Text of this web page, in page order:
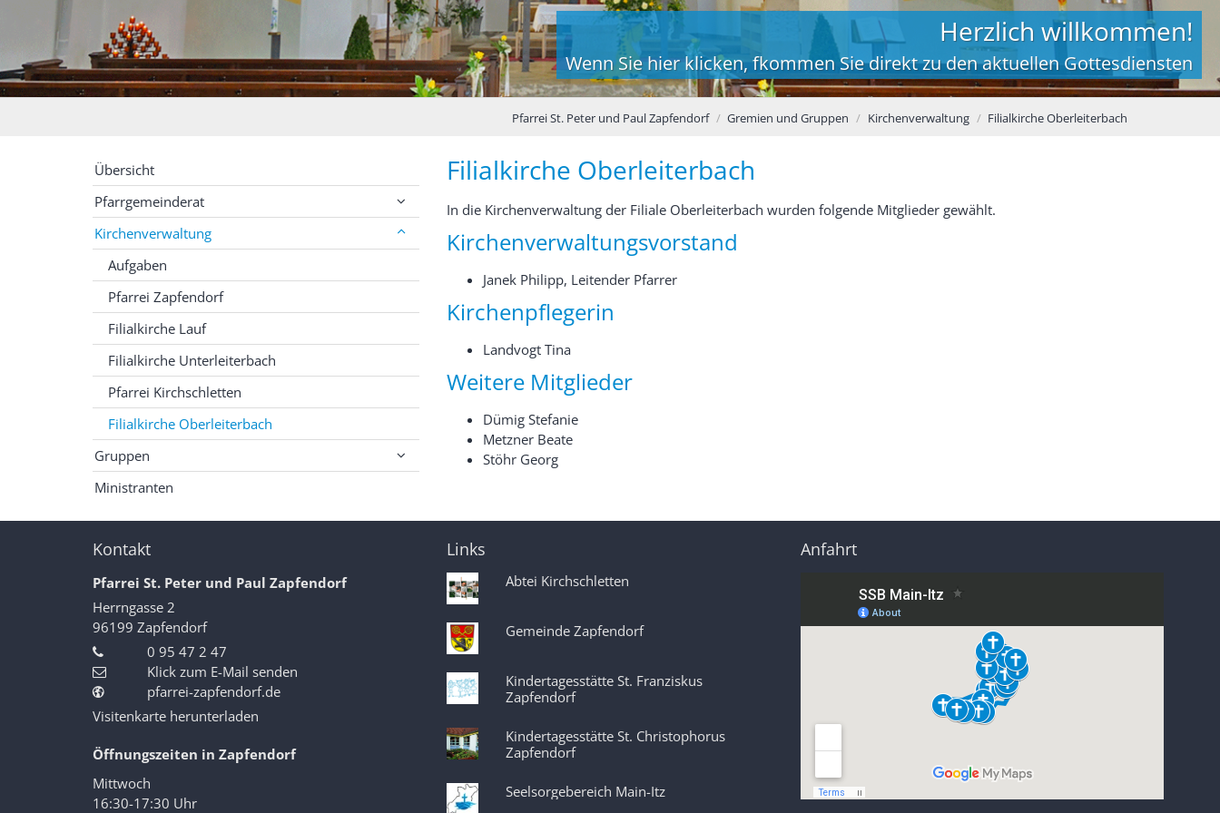
Herzlich willkommen!
Wenn Sie hier klicken, fkommen Sie direkt zu den aktuellen Gottesdiensten
Pfarrei St. Peter und Paul Zapfendorf Gremien und Gruppen Kirchenverwaltung Filialkirche Oberleiterbach
Filialkirche Oberleiterbach
In die Kirchenverwaltung der Filiale Oberleiterbach wurden folgende Mitglieder gewählt.
Kirchenverwaltungsvorstand
Janek Philipp, Leitender Pfarrer
Kirchenpflegerin
Landvogt Tina
Weitere Mitglieder
Dümig Stefanie
Metzner Beate
Stöhr Georg
Übersicht
Pfarrgemeinderat
Kirchenverwaltung
Aufgaben
Pfarrei Zapfendorf
Filialkirche Lauf
Filialkirche Unterleiterbach
Pfarrei Kirchschletten
Filialkirche Oberleiterbach
Gruppen
Ministranten
Kontakt
Pfarrei St. Peter und Paul Zapfendorf
Herrngasse 2
96199 Zapfendorf
0 95 47 2 47
Klick zum E-Mail senden
pfarrei-zapfendorf.de
Visitenkarte herunterladen
Öffnungszeiten in Zapfendorf
Mittwoch
16:30-17:30 Uhr
Links
Abtei Kirchschletten
Gemeinde Zapfendorf
Kindertagesstätte St. Franziskus
Zapfendorf
Kindertagesstätte St. Christophorus
Zapfendorf
Seelsorgebereich Main-Itz
Anfahrt